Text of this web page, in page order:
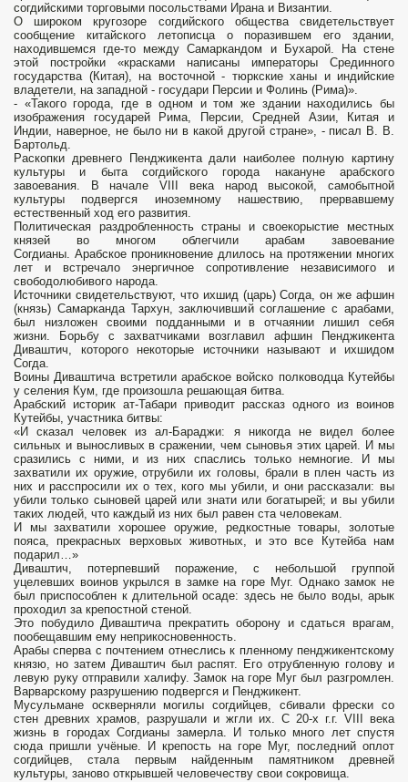
согдийскими торговыми посольствами Ирана и Византии.
О широком кругозоре согдийского общества свидетельствует
сообщение китайского летописца о поразившем его здании,
находившемся где-то между Самаркандом и Бухарой. На стене
этой постройки «красками написаны императоры Срединного
государства (Китая), на восточной - тюркские ханы и индийские
владетели, на западной - государи Персии и Фолинь (Рима)».
- «Такого города, где в одном и том же здании находились бы
изображения государей Рима, Персии, Средней Азии, Китая и
Индии, наверное, не было ни в какой другой стране», - писал В. В.
Бартольд.
Раскопки древнего Пенджикента дали наиболее полную картину
культуры и быта согдийского города накануне арабского
завоевания. В начале VIII века народ высокой, самобытной
культуры подвергся иноземному нашествию, прервавшему
естественный ход его развития.
Политическая раздробленность страны и своекорыстие местных
князей во многом облегчили арабам завоевание
Согдианы. Арабское проникновение длилось на протяжении многих
лет и встречало энергичное сопротивление независимого и
свободолюбивого народа.
Источники свидетельствуют, что ихшид (царь) Согда, он же афшин
(князь) Самарканда Тархун, заключивший соглашение с арабами,
был низложен своими подданными и в отчаянии лишил себя
жизни. Борьбу с захватчиками возглавил афшин Пенджикента
Диваштич, которого некоторые источники называют и ихшидом
Согда.
Воины Диваштича встретили арабское войско полководца Кутейбы
у селения Кум, где произошла решающая битва.
Арабский историк ат-Табари приводит рассказ одного из воинов
Кутейбы, участника битвы:
«И сказал человек из ал-Бараджи: я никогда не видел более
сильных и выносливых в сражении, чем сыновья этих царей. И мы
сразились с ними, и из них спаслись только немногие. И мы
захватили их оружие, отрубили их головы, брали в плен часть из
них и расспросили их о тех, кого мы убили, и они рассказали: вы
убили только сыновей царей или знати или богатырей; и вы убили
таких людей, что каждый из них был равен ста человекам.
И мы захватили хорошее оружие, редкостные товары, золотые
пояса, прекрасных верховых животных, и это все Кутейба нам
подарил…»
Диваштич, потерпевший поражение, с небольшой группой
уцелевших воинов укрылся в замке на горе Муг. Однако замок не
был приспособлен к длительной осаде: здесь не было воды, арык
проходил за крепостной стеной.
Это побудило Диваштича прекратить оборону и сдаться врагам,
пообещавшим ему неприкосновенность.
Арабы сперва с почтением отнеслись к пленному пенджикентскому
князю, но затем Диваштич был распят. Его отрубленную голову и
левую руку отправили халифу. Замок на горе Муг был разгромлен.
Варварскому разрушению подвергся и Пенджикент.
Мусульмане оскверняли могилы согдийцев, сбивали фрески со
стен древних храмов, разрушали и жгли их. С 20-х г.г. VIII века
жизнь в городах Согдианы замерла. И только много лет спустя
сюда пришли учёные. И крепость на горе Муг, последний оплот
согдийцев, стала первым найденным памятником древней
культуры, заново открывшей человечеству свои сокровища.